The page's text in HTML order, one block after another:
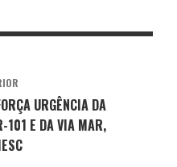
URGÊNCIA DA
101 E DA VIA MAR,